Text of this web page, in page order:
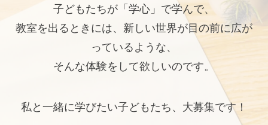
子どもたちが「学心」で学んで、
教室を出るときには、新しい世界が目の前に広が
っているような、
そんな体験をして欲しいのです。
私と一緒に学びたい子どもたち、大募集です！